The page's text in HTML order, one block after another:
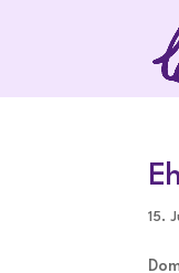
15.